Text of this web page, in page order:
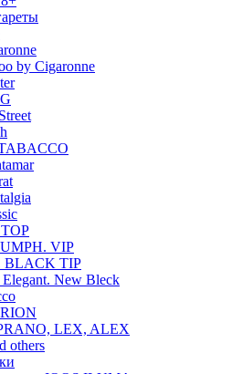
by Cigaronne
VIP
BLACK TIP
New Bleck
LEX, ALEX
others